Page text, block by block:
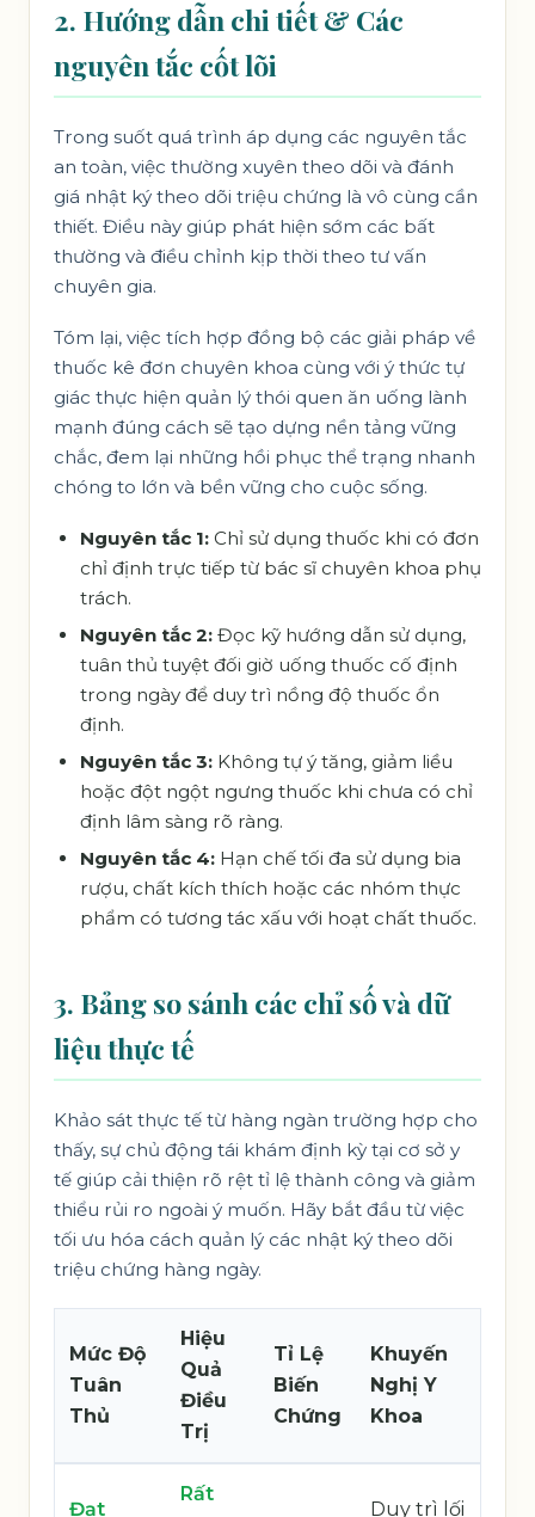
2. Hướng dẫn chi tiết & Các
nguyên tắc cốt lõi
Trong suốt quá trình áp dụng các nguyên tắc
an toàn, việc thường xuyên theo dõi và đánh
giá nhật ký theo dõi triệu chứng là vô cùng cần
thiết. Điều này giúp phát hiện sớm các bất
thường và điều chỉnh kịp thời theo tư vấn
chuyên gia.
Tóm lại, việc tích hợp đồng bộ các giải pháp về
thuốc kê đơn chuyên khoa cùng với ý thức tự
giác thực hiện quản lý thói quen ăn uống lành
mạnh đúng cách sẽ tạo dựng nền tảng vững
chắc, đem lại những hồi phục thể trạng nhanh
chóng to lớn và bền vững cho cuộc sống.
Nguyên tắc 1: Chỉ sử dụng thuốc khi có đơn
chỉ định trực tiếp từ bác sĩ chuyên khoa phụ
trách.
Nguyên tắc 2: Đọc kỹ hướng dẫn sử dụng,
tuân thủ tuyệt đối giờ uống thuốc cố định
trong ngày để duy trì nồng độ thuốc ổn
định.
Nguyên tắc 3: Không tự ý tăng, giảm liều
hoặc đột ngột ngưng thuốc khi chưa có chỉ
định lâm sàng rõ ràng.
Nguyên tắc 4: Hạn chế tối đa sử dụng bia
rượu, chất kích thích hoặc các nhóm thực
phẩm có tương tác xấu với hoạt chất thuốc.
3. Bảng so sánh các chỉ số và dữ
liệu thực tế
Khảo sát thực tế từ hàng ngàn trường hợp cho
thấy, sự chủ động tái khám định kỳ tại cơ sở y
tế giúp cải thiện rõ rệt tỉ lệ thành công và giảm
thiểu rủi ro ngoài ý muốn. Hãy bắt đầu từ việc
tối ưu hóa cách quản lý các nhật ký theo dõi
triệu chứng hàng ngày.
Mức Độ
Tuân
Thủ
Hiệu
Quả
Điều
Trị
Tỉ Lệ
Biến
Chứng
Khuyến
Nghị Y
Khoa
Đạt
Rất
Duy trì lối